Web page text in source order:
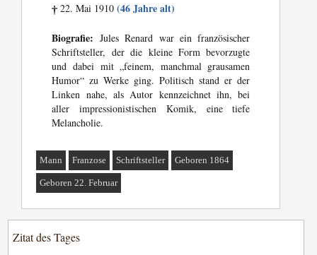
† 22. Mai 1910(46 Jahre alt)
Biografie: Jules Renard war ein französischer
Schriftsteller, der die kleine Form bevorzugte
und dabei mit „feinem, manchmal grausamen
Humor“ zu Werke ging. Politisch stand er der
Linken nahe, als Autor kennzeichnet ihn, bei
aller impressionistischen Komik, eine tiefe
Melancholie.
Mann Franzose Schriftsteller Geboren 1864
Geboren 22. Februar
Zitat des Tages